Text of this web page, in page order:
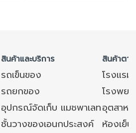
สินค้าและบริการ สินค้าตา
รถเข็นของ
โรงแร
รถยกของ
โรงพย
อุปกรณ์จัดเก็บ แมชพาเลทอุตสาหก
ชั้นวางของเอนกประสงค์
ห้องเย็